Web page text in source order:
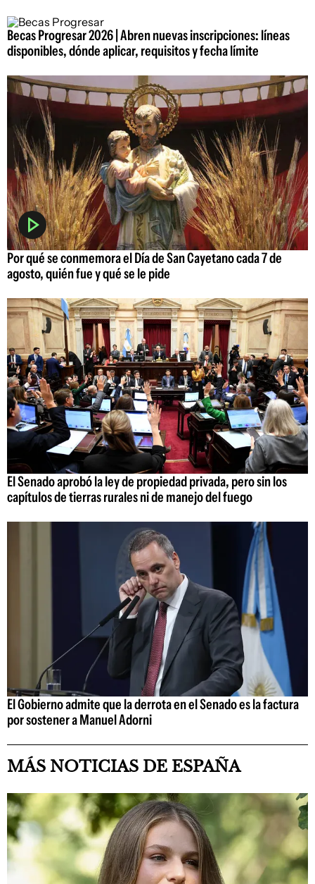
Becas Progresar 2026 | Abren nuevas inscripciones: líneas
disponibles, dónde aplicar, requisitos y fecha límite
Por qué se conmemora el Día de San Cayetano cada 7 de
agosto, quién fue y qué se le pide
El Senado aprobó la ley de propiedad privada, pero sin los
capítulos de tierras rurales ni de manejo del fuego
El Gobierno admite que la derrota en el Senado es la factura
por sostener a Manuel Adorni
MÁS NOTICIAS DE ESPAÑA